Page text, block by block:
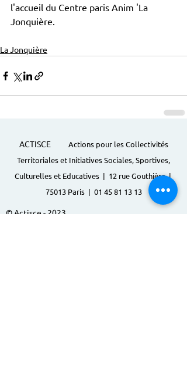
l'accueil du Centre paris Anim 'La
Jonquière.
La Jonquière
ACTISCE
Actions pour les Collectivités
Territoriales et Initiatives Sociales, Sportives,
Culturelles et Educatives | 12 rue Gouthière |
75013 Paris | 01 45 81 13 13
© Actisce - 2023